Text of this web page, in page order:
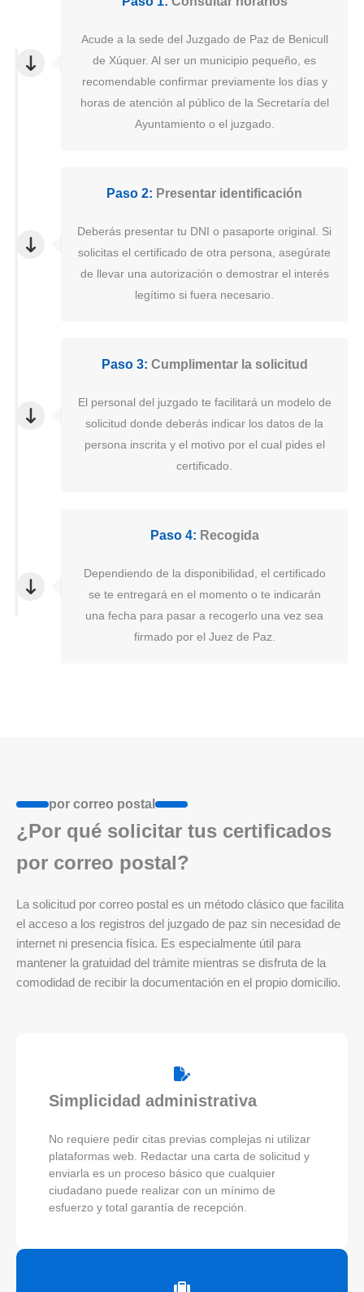
Acude a la sede del Juzgado de Paz de Benicull
de Xúquer. Al ser un municipio pequeño, es
recomendable confirmar previamente los días y
horas de atención al público de la Secretaría del
Ayuntamiento o el juzgado.
Paso 2: Presentar identificación
Deberás presentar tu DNI o pasaporte original. Si
solicitas el certificado de otra persona, asegúrate
de llevar una autorización o demostrar el interés
legítimo si fuera necesario.
Paso 3: Cumplimentar la solicitud
El personal del juzgado te facilitará un modelo de
solicitud donde deberás indicar los datos de la
persona inscrita y el motivo por el cual pides el
certificado.
Paso 4: Recogida
Dependiendo de la disponibilidad, el certificado
se te entregará en el momento o te indicarán
una fecha para pasar a recogerlo una vez sea
firmado por el Juez de Paz.
por correo postal
¿Por qué solicitar tus certificados
por correo postal?
La solicitud por correo postal es un método clásico que facilita
el acceso a los registros del juzgado de paz sin necesidad de
internet ni presencia física. Es especialmente útil para
mantener la gratuidad del trámite mientras se disfruta de la
comodidad de recibir la documentación en el propio domicilio.
Simplicidad administrativa
No requiere pedir citas previas complejas ni utilizar
plataformas web. Redactar una carta de solicitud y
enviarla es un proceso básico que cualquier
ciudadano puede realizar con un mínimo de
esfuerzo y total garantía de recepción.